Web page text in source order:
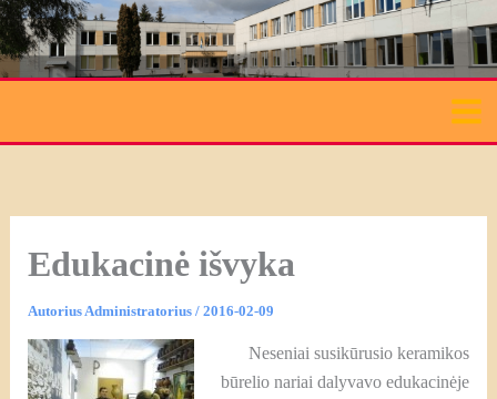
Pereiti
prie
turinio
Edukacinė išvyka
AutoriusAdministratorius / 2016-02-09
Neseniai susikūrusio keramikos
būrelio nariai dalyvavo edukacinėje